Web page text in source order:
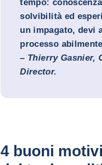
tempo:
solvibilità ed
un impagato, devi
processo
– Thierry Gasnier,
Director.
4 buoni